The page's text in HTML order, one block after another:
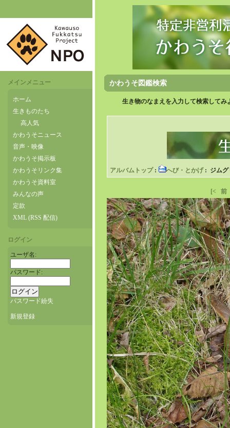
メインメニュー
ホーム
生きものたち
高人気
かわうそニュース
音声・映像
かわうそ掲示板
かわうそリンク集
かわうそ資料室
みんなの声
定款
XML (RSS 配信)
ログイン
ユーザ名:
パスワード:
パスワード紛失
新規登録
かわうそ図鑑検索
生き物のなまえを入力して検索して
アルバムトップ: へび・とかげ: ジムグ
[< 前